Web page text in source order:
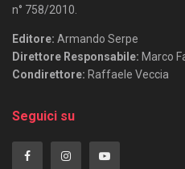
n° 758/2010.
Editore: Armando Serpe
Direttore Responsabile: Marco
Condirettore: Raffaele Veccia
Seguici su